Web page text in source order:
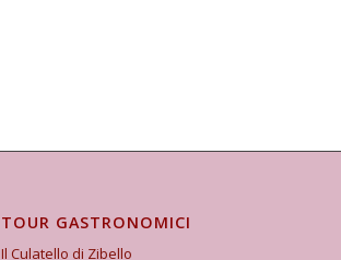
TOUR GASTRONOMICI
Il Culatello di Zibello